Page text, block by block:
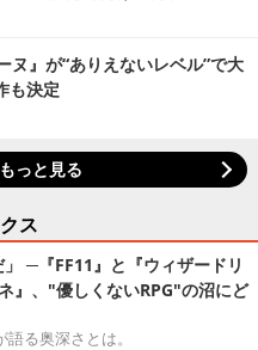
ヌ』が“ありえないレベル”で大
も決定
っと見る
ス
」 ─『FF11』と『ウィザードリ
』、"優しくないRPG"の沼にど
る奥深さとは。